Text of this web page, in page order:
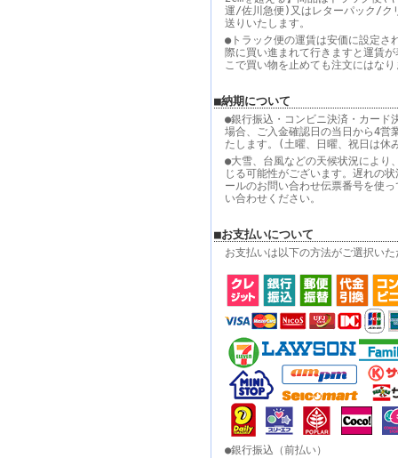
運/佐川急便)又はレターパック/ク
送りいたします。
●トラック便の運賃は安価に設定さ
際に買い進まれて行きますと運賃
こで買い物を止めても注文にはな
■納期について
●銀行振込・コンビニ決済・カード
場合、ご入金確認日の当日から4営
たします。(土曜、日曜、祝日は休
●大雪、台風などの天候状況により
じる可能性がございます。遅れの
ールのお問い合わせ伝票番号を使
い合わせください。
■お支払いについて
お支払いは以下の方法がご選択い
●銀行振込（前払い）